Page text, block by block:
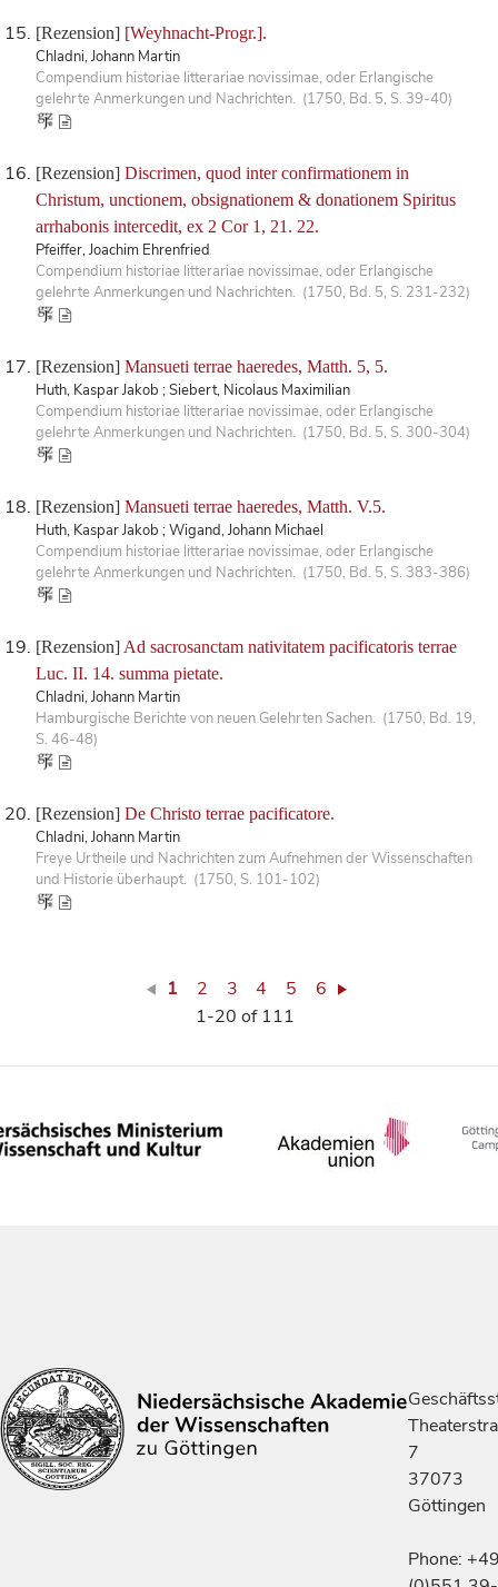
[Rezension] [Weyhnacht-Progr.].
Chladni, Johann Martin
Compendium historiae litterariae novissimae, oder Erlangische
gelehrte Anmerkungen und Nachrichten. (1750, Bd. 5, S. 39-40)
[Rezension] Discrimen, quod inter confirmationem in
Christum, unctionem, obsignationem & donationem Spiritus
arrhabonis intercedit, ex 2 Cor 1, 21. 22.
Pfeiffer, Joachim Ehrenfried
Compendium historiae litterariae novissimae, oder Erlangische
gelehrte Anmerkungen und Nachrichten. (1750, Bd. 5, S. 231-232)
[Rezension] Mansueti terrae haeredes, Matth. 5, 5.
Huth, Kaspar Jakob ; Siebert, Nicolaus Maximilian
Compendium historiae litterariae novissimae, oder Erlangische
gelehrte Anmerkungen und Nachrichten. (1750, Bd. 5, S. 300-304)
[Rezension] Mansueti terrae haeredes, Matth. V.5.
Huth, Kaspar Jakob ; Wigand, Johann Michael
Compendium historiae litterariae novissimae, oder Erlangische
gelehrte Anmerkungen und Nachrichten. (1750, Bd. 5, S. 383-386)
[Rezension] Ad sacrosanctam nativitatem pacificatoris terrae
Luc. II. 14. summa pietate.
Chladni, Johann Martin
Hamburgische Berichte von neuen Gelehrten Sachen. (1750, Bd. 19,
S. 46-48)
[Rezension] De Christo terrae pacificatore.
Chladni, Johann Martin
Freye Urtheile und Nachrichten zum Aufnehmen der Wissenschaften
und Historie überhaupt. (1750, S. 101-102)
1 2 3 4 5
6
1-20 of 111
7
37073
Göttingen
Phone: